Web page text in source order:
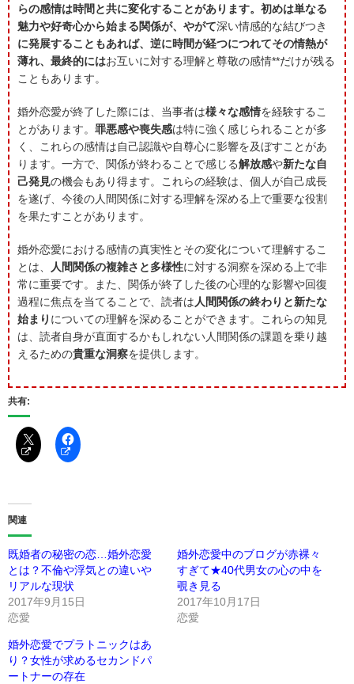
らの感情は時間と共に変化することがあります。初めは単なる
魅力や好奇心から始まる関係が、やがて深い情感的な結びつき
に発展することもあれば、逆に時間が経つにつれてその情熱が
薄れ、最終的にはお互いに対する理解と尊敬の感情**だけが残る
こともあります。
婚外恋愛が終了した際には、当事者は様々な感情を経験するこ
とがあります。 罪悪感や喪失感は特に強く感じられることが多
く、これらの感情は自己認識や自尊心に影響を及ぼすことがあ
ります。一方で、関係が終わることで感じる解放感や新たな自
己発見の機会もあり得ます。これらの経験は、個人が自己成長
を遂げ、今後の人間関係に対する理解を深める上で重要な役割
を果たすことがあります。
婚外恋愛における感情の真実性とその変化について理解するこ
とは、
人間関係の複雑さと多様性に対する洞察を深める上で非
常に重要です。また、関係が終了した後の心理的な影響や回復
過程に焦点を当てることで、読者は 人間関係の終わりと新たな
始まり についての理解を深めることができます。これらの知見
は、読者自身が直面するかもしれない人間関係の課題を乗り越
えるための貴重な洞察を提供します。
共有:
関連
既婚者の秘密の恋…婚外恋愛
とは？不倫や浮気との違いや
リアルな現状
2017年9月15日
恋愛
婚外恋愛中のブログが赤裸々
すぎて★40代男女の心の中を
覗き見る
2017年10月17日
恋愛
婚外恋愛でプラトニックはあ
り？女性が求めるセカンドパ
ートナーの存在